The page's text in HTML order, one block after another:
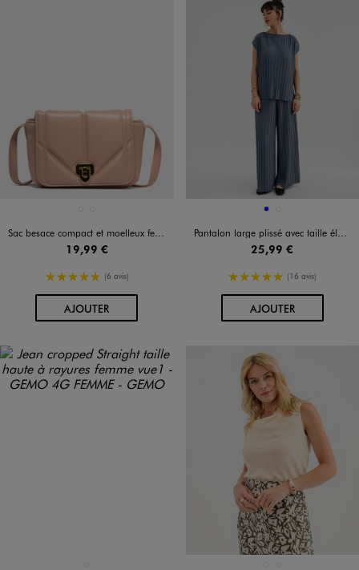
Sac besace compact et moelleux femme
19,99 €
5/5 de moyenne
(6 avis)
AJOUTERAU PANIER
Disponible en 2 coloris
BLEU
Pantalon large plissé avec taille élastique femme
25,99 €
5/5 de moyenne
(16 avis)
AJOUTERAU PANIER